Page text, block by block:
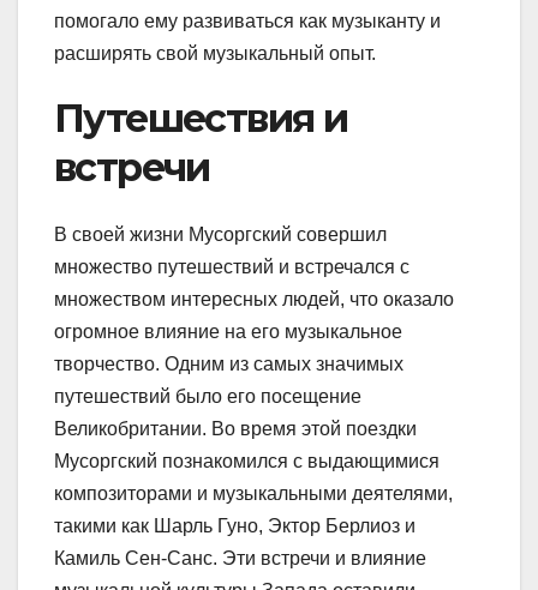
помогало ему развиваться как музыканту и
расширять свой музыкальный опыт.
Путешествия и
встречи
В своей жизни Мусоргский совершил
множество путешествий и встречался с
множеством интересных людей, что оказало
огромное влияние на его музыкальное
творчество. Одним из самых значимых
путешествий было его посещение
Великобритании. Во время этой поездки
Мусоргский познакомился с выдающимися
композиторами и музыкальными деятелями,
такими как Шарль Гуно, Эктор Берлиоз и
Камиль Сен-Санс. Эти встречи и влияние